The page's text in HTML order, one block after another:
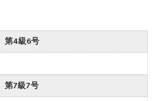
第4級6号
第7級7号